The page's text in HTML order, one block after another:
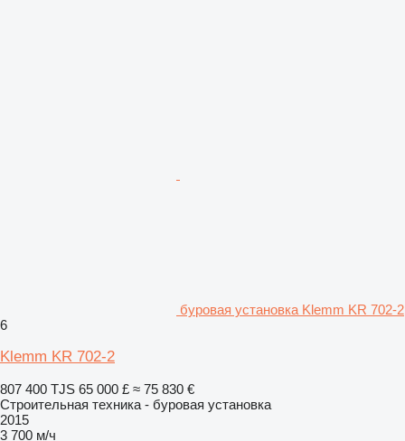
буровая установка Klemm KR 702-2
6
Klemm KR 702-2
807 400 TJS 65 000 £ ≈ 75 830 €
Строительная техника - буровая установка
2015
3 700 м/ч